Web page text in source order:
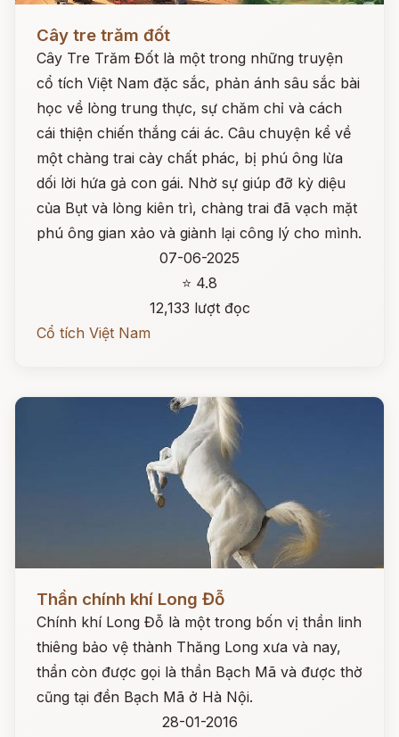
Cây tre trăm đốt
Cây Tre Trăm Đốt là một trong những truyện
cổ tích Việt Nam đặc sắc, phản ánh sâu sắc bài
học về lòng trung thực, sự chăm chỉ và cách
cái thiện chiến thắng cái ác. Câu chuyện kể về
một chàng trai cày chất phác, bị phú ông lừa
dối lời hứa gả con gái. Nhờ sự giúp đỡ kỳ diệu
của Bụt và lòng kiên trì, chàng trai đã vạch mặt
phú ông gian xảo và giành lại công lý cho mình.
07-06-2025
⭐ 4.8
12,133 lượt đọc
Cổ tích Việt Nam
Đọc ngay
Thần chính khí Long Đỗ
Chính khí Long Đỗ là một trong bốn vị thần linh
thiêng bảo vệ thành Thăng Long xưa và nay,
thần còn được gọi là thần Bạch Mã và được thờ
cũng tại đền Bạch Mã ở Hà Nội.
28-01-2016